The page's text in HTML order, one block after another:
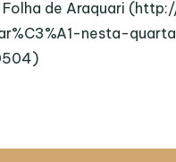
Folha de Araquari
nesta-